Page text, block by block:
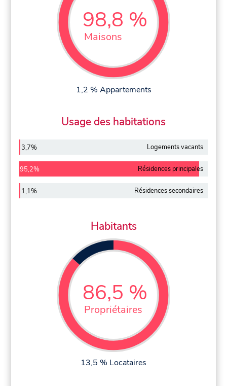
98,8 %
Maisons
1,2 % Appartements
Usage des habitations
3,7% Logements vacants
95,2% Résidences principales
1,1% Résidences secondaires
Habitants
86,5 %
Propriétaires
13,5 % Locataires